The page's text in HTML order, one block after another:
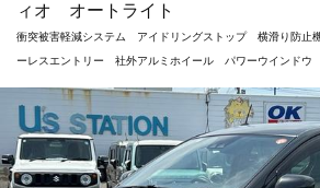
ィオ オートライト
衝突被害軽減システム アイドリングストップ 横滑り防
ーレスエントリー 社外アルミホイール パワーウインドウ